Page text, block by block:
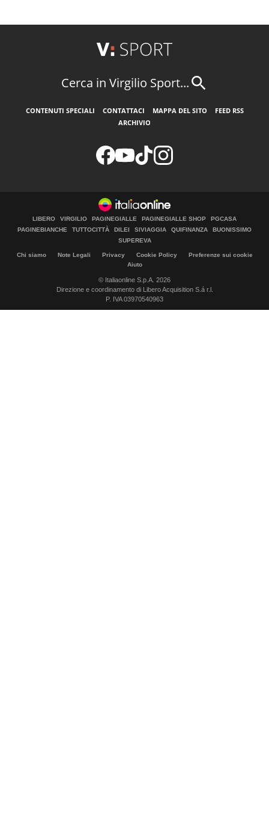
Cerca in Virgilio Sport...
CONTENUTI SPECIALI CONTATTACI MAPPA DEL SITO
FEED RSS
ARCHIVIO
LIBERO VIRGILIO PAGINEGIALLE PAGINEGIALLE SHOP
PGCASA
PAGINEBIANCHE
TUTTOCITTÀ DILEI SIVIAGGIA QUIFINANZA
BUONISSIMO
SUPEREVA
Chi siamo Note Legali Privacy Cookie Policy
Preferenze sui cookie
Aiuto
© Italiaonline S.p.A. 2026
Direzione e coordinamento di Libero Acquisition S.á r.l.
P. IVA 03970540963